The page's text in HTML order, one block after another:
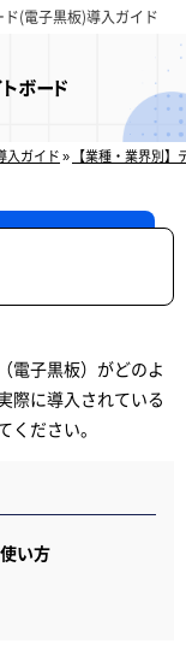
ド(電子黒板)導入ガイド
ワイトボードの
入ガイド» 【業種・業界別
電子黒板）がどのよ
際に導入されている
ださい。
い方